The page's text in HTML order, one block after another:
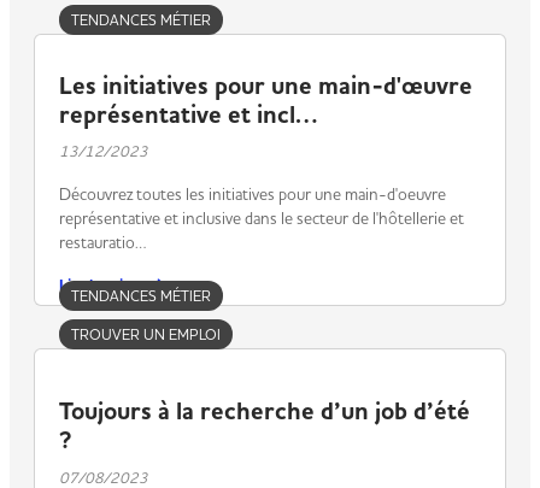
TENDANCES MÉTIER
Les initiatives pour une main-d'œuvre
représentative et incl…
13/12/2023
Découvrez toutes les initiatives pour une main-d'oeuvre
représentative et inclusive dans le secteur de l'hôtellerie et
restauratio…
Lire la suite
TENDANCES MÉTIER
TROUVER UN EMPLOI
​Toujours à la recherche d’un job d’été
?
07/08/2023